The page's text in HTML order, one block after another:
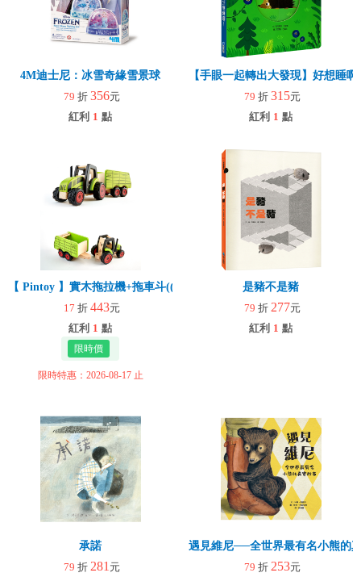
4M迪士尼：冰雪奇緣雪景球
79 折 356元
紅利 1 點
【手眼一起轉出大發現】好想睡啊
79 折 315元
紅利 1 點
【 Pintoy 】實木拖拉機+拖車斗((環保，堅固厚實有質感）)
17 折 443元
紅利 1 點
限時特惠：2026-08-17 止
是豬不是豬
79 折 277元
紅利 1 點
承諾
79 折 281 元
遇見維尼──全世界最有名小熊的
79 折 253元